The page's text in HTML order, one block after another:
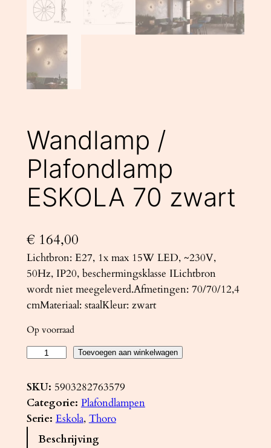
Wandlamp /
Plafondlamp
ESKOLA 70 zwart
€ 164,00
Lichtbron: E27, 1x max 15W LED, ~230V,
50Hz, IP20, beschermingsklasse ILichtbron
wordt niet meegeleverd.Afmetingen: 70/70/12,4
cmMateriaal: staalKleur: zwart
Op voorraad
n
d
l
Toevoegen aan winkelwagen
SKU: 5903282763579
Categorie: Plafondlampen
Serie: Eskola, Thoro
Beschrijving